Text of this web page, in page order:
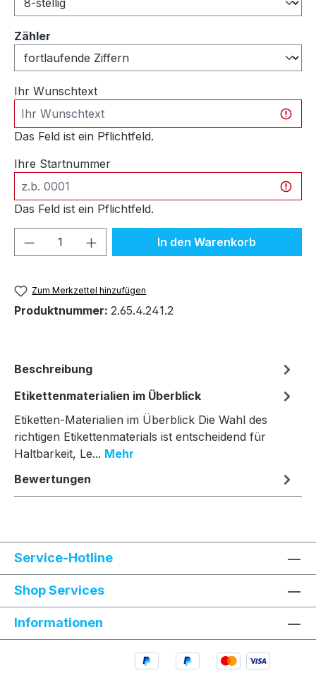
Zähler
Ihr Wunschtext
Das Feld ist ein Pflichtfeld.
Ihre Startnummer
Das Feld ist ein Pflichtfeld.
Produkt Anzahl: Gib denIn den Warenkorb
Zum Merkzettel hinzufügen
Produktnummer: 2.65.4.241.2
Beschreibung
Etikettenmaterialien im Überblick
Etiketten-Materialien im Überblick Die Wahl des
richtigen Etikettenmaterials ist entscheidend für
Haltbarkeit, Le... Mehr
Bewertungen
Service-Hotline
Shop Services
Informationen